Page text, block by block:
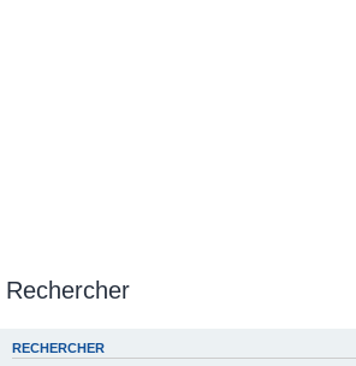
Rechercher
RECHERCHER